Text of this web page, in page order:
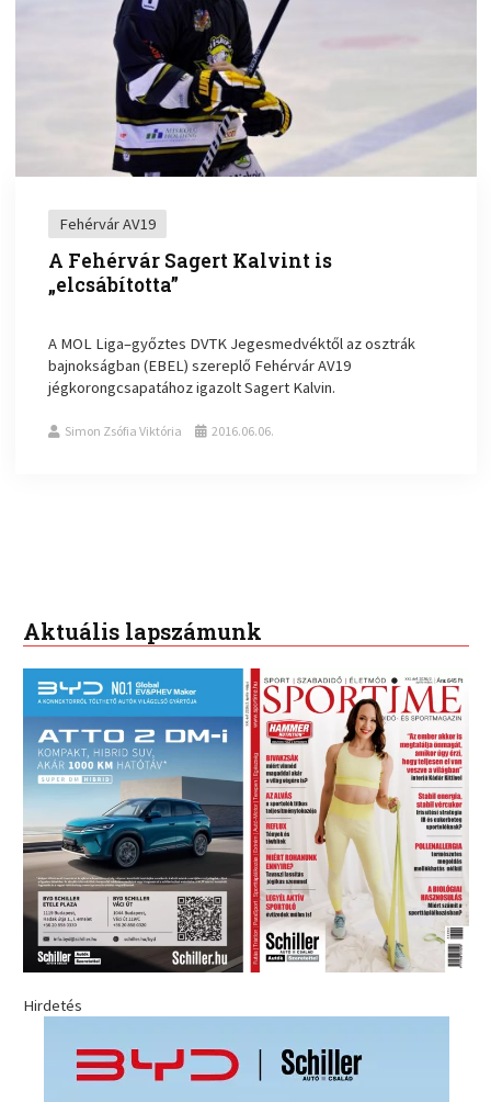
Fehérvár AV19
A Fehérvár Sagert Kalvint is
„elcsábította”
A MOL Liga–győztes DVTK Jegesmedvéktől az osztrák
bajnokságban (EBEL) szereplő Fehérvár AV19
jégkorongcsapatához igazolt Sagert Kalvin.
Simon Zsófia Viktória 2016.06.06.
Aktuális lapszámunk
Hirdetés